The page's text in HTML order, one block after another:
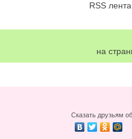
RSS
на
Сказать друзьям